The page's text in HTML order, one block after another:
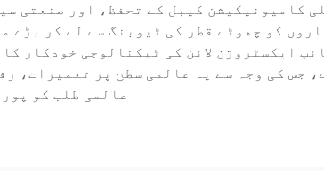
کامیونیکیشن کیبل کے تحفظ، اور صنعتی
کو چھوٹے قطر کی ٹیوبنگ سے لے کر
ایکسٹروژن لائن کی ٹیکنالوجی خودکار
جس کی وجہ سے یہ عالمی سطح پر تعمیرات،
عالمی طلب کو